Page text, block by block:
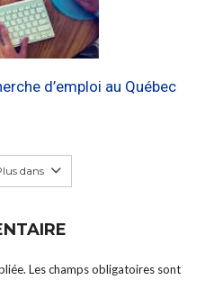
d’emploi au Québec
dans
Les champs obligatoires sont